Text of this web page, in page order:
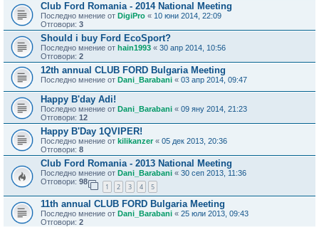
Club Ford Romania - 2014 National Meeting
Последно мнение от DigiPro « 10 юни 2014, 22:09
Отговори: 3
Should i buy Ford EcoSport?
Последно мнение от hain1993 « 30 апр 2014, 10:56
Отговори: 2
12th annual CLUB FORD Bulgaria Meeting
Последно мнение от Dani_Barabani « 03 апр 2014, 09:47
Happy B'day Adi!
Последно мнение от Dani_Barabani « 09 яну 2014, 21:23
Отговори: 12
Happy B'Day 1QVIPER!
Последно мнение от kilikanzer« 05 дек 2013, 20:36
Отговори: 8
Club Ford Romania - 2013 National Meeting
Последно мнение от Dani_Barabani « 30 сеп 2013, 11:36
Отговори: 98
1 2 3 4 5
11th annual CLUB FORD Bulgaria Meeting
Последно мнение от Dani_Barabani « 25 юли 2013, 09:43
Отговори: 2